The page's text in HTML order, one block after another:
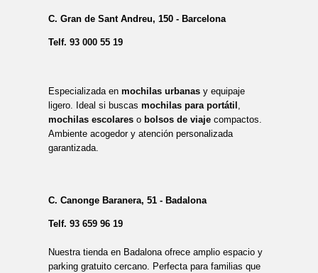
C. Gran de Sant Andreu, 150 - Barcelona
Telf. 93 000 55 19
Especializada en mochilas urbanasy equipaje
ligero. Ideal si buscas mochilas para portátil ,
mochilas escolareso bolsos de viajecompactos.
Ambiente acogedor y atención personalizada
garantizada.
C. Canonge Baranera, 51 - Badalona
Telf. 93 659 96 19
Nuestra tienda en Badalona ofrece amplio espacio y
parking gratuito cercano. Perfecta para familias que